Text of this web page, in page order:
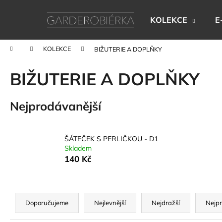
KOLEKCE
Domů KOLEKCE BIŽUTERIE A DOPLŇKY
BIŽUTERIE A DOPLŇKY
Nejprodávanější
ŠÁTEČEK S PERLIČKOU - D1
Skladem
140 Kč
Ř
z
Doporučujeme Nejlevnější Nejdražší
í
Zpět
do
Zpět
do